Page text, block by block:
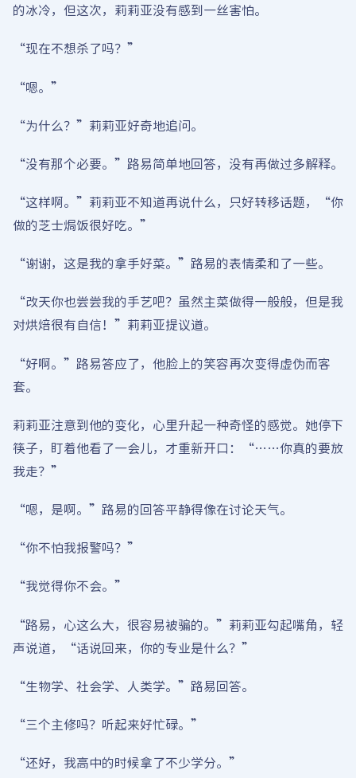
的冰冷，但这次，莉莉亚没有感到一丝害怕。
“现在不想杀了吗？”
“嗯。”
“为什么？”莉莉亚好奇地追问。
“没有那个必要。”路易简单地回答，没有再做过多解释。
“这样啊。”莉莉亚不知道再说什么，只好转移话题，“你
做的芝士焗饭很好吃。”
“谢谢，这是我的拿手好菜。”路易的表情柔和了一些。
“改天你也尝尝我的手艺吧？虽然主菜做得一般般，但是我
对烘焙很有自信！”莉莉亚提议道。
“好啊。”路易答应了，他脸上的笑容再次变得虚伪而客
套。
莉莉亚注意到他的变化，心里升起一种奇怪的感觉。她停下
筷子，盯着他看了一会儿，才重新开口：“……你真的要放
我走？”
“嗯，是啊。”路易的回答平静得像在讨论天气。
“你不怕我报警吗？”
“我觉得你不会。”
“路易，心这么大，很容易被骗的。”莉莉亚勾起嘴角，轻
声说道，“话说回来，你的专业是什么？”
“生物学、社会学、人类学。”路易回答。
“三个主修吗？听起来好忙碌。”
“还好，我高中的时候拿了不少学分。”